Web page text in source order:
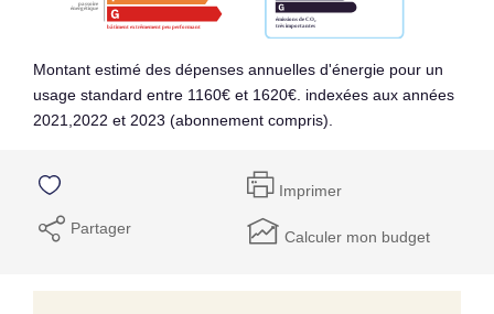
Montant estimé des dépenses annuelles d'énergie pour un
usage standard entre 1160€ et 1620€. indexées aux années
2021,2022 et 2023 (abonnement compris).
Imprimer
Partager Calculer mon budget